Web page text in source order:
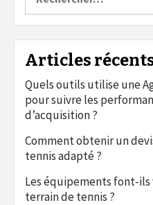
Articles
Quels outils utilise une
pour suivre les
d’acquisition ?
Comment obtenir un
tennis adapté ?
Les équipements font-
terrain de tennis ?